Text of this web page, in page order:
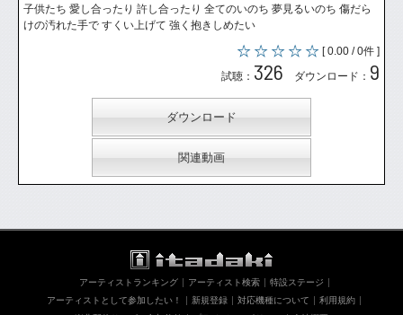
子供たち 愛し合ったり 許し合ったり 全てのいのち 夢見るいのち 傷だら
けの汚れた手で すくい上げて 強く抱きしめたい
[ 0.00 / 0件 ]
試聴： 326 ダウンロード： 9
ダウンロード
関連動画
アーティストランキング アーティスト検索
特設ステージ
アーティストとして参加したい！
新規登録 対応機種について
利用規約